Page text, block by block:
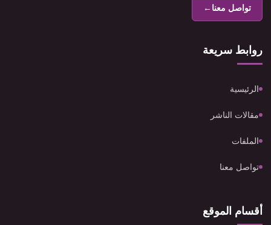
تواصل معنا←
روابط سريعة
الرئيسية
مقالات الناشر
الملفات
تواصل معنا
أقسام الموقع